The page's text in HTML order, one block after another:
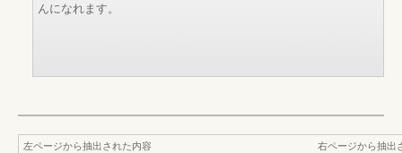
んになれます。
左ページから抽出された内容
右ページから抽出